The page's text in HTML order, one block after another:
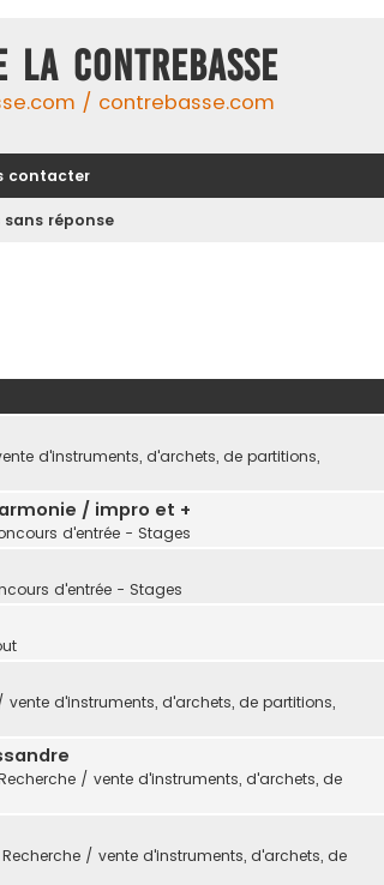
LA CONTREBASSE
/ contrebasse.com
contacter
sans réponse
d'instruments, d'archets, de partitions,
/ impro et +
d'entrée - Stages
d'entrée - Stages
vente d'instruments, d'archets, de partitions,
/ vente d'instruments, d'archets, de
Recherche / vente d'instruments, d'archets, de